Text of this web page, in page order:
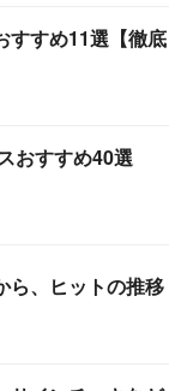
すすめ11選【徹底
おすすめ40選
ら、ヒットの推移